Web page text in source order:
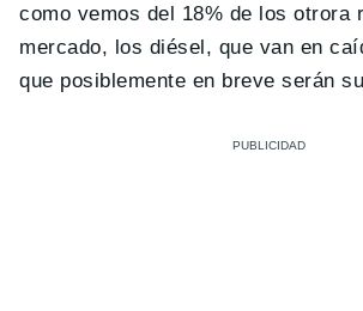
como vemos del 18% de los otrora
mercado, los diésel, que van en
que posiblemente en breve serán